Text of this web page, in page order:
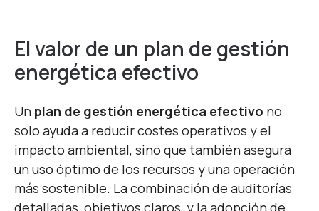
El valor de un plan de gestión
energética efectivo
Un plan de gestión energética efectivo no
solo ayuda a reducir costes operativos y el
impacto ambiental, sino que también asegura
un uso óptimo de los recursos y una operación
más sostenible. La combinación de auditorías
detalladas, objetivos claros, y la adopción de